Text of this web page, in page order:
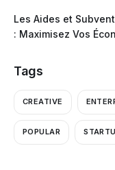
Les Aides et
: Maximisez Vos
Tags
CREATIVE
POPULAR